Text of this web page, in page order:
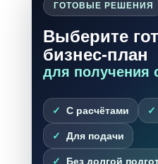
ГОТОВЫЕ РЕШЕНИЯ
Выберите
бизнес-план
для получения
С расчётами
Для подачи
Без долгой